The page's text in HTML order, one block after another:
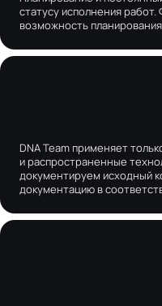
статусу исполнения
возможность
DNA Team применяет
и распространенные
документируем исходный
документацию в